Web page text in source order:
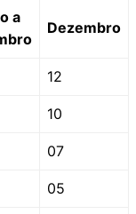
a
Dezembro
12
10
07
05